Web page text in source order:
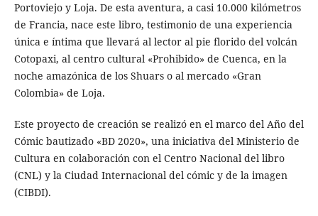
Portoviejo y Loja. De esta aventura, a casi 10.000 kilómetros
de Francia, nace este libro, testimonio de una experiencia
única e íntima que llevará al lector al pie florido del volcán
Cotopaxi, al centro cultural «Prohibido» de Cuenca, en la
noche amazónica de los Shuars o al mercado «Gran
Colombia» de Loja.
Este proyecto de creación se realizó en el marco del Año del
Cómic bautizado «BD 2020», una iniciativa del Ministerio de
Cultura en colaboración con el Centro Nacional del libro
(CNL) y la Ciudad Internacional del cómic y de la imagen
(CIBDI).